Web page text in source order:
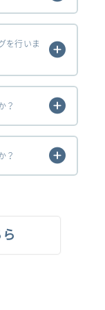
を行いま
？
？